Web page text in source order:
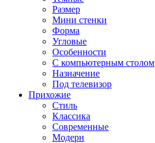
Размер
Мини стенки
Форма
Угловые
Особенности
С компьютерным столом
Назначение
Под телевизор
Прихожие
Стиль
Классика
Современные
Модерн